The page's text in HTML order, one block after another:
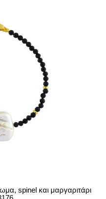
spinel και μαργαριτάρι